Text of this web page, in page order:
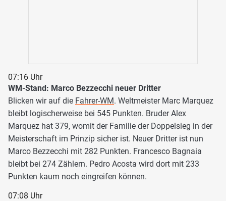
07:16 Uhr
WM-Stand: Marco Bezzecchi neuer Dritter
Blicken wir auf die Fahrer-WM. Weltmeister Marc Marquez
bleibt logischerweise bei 545 Punkten. Bruder Alex
Marquez hat 379, womit der Familie der Doppelsieg in der
Meisterschaft im Prinzip sicher ist. Neuer Dritter ist nun
Marco Bezzecchi mit 282 Punkten. Francesco Bagnaia
bleibt bei 274 Zählern. Pedro Acosta wird dort mit 233
Punkten kaum noch eingreifen können.
07:08 Uhr